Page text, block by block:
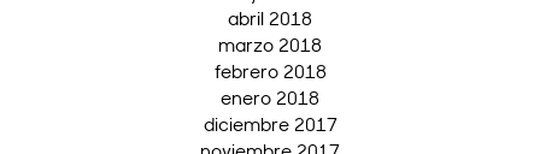
abril 2018
marzo 2018
febrero 2018
enero 2018
diciembre 2017